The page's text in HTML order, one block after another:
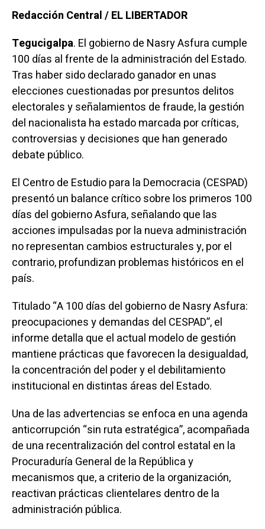
Redacción Central / EL LIBERTADOR
Tegucigalpa. El gobierno de Nasry Asfura cumple
100 días al frente de la administración del Estado.
Tras haber sido declarado ganador en unas
elecciones cuestionadas por presuntos delitos
electorales y señalamientos de fraude, la gestión
del nacionalista ha estado marcada por críticas,
controversias y decisiones que han generado
debate público.
El Centro de Estudio para la Democracia (CESPAD)
presentó un balance crítico sobre los primeros 100
días del gobierno Asfura, señalando que las
acciones impulsadas por la nueva administración
no representan cambios estructurales y, por el
contrario, profundizan problemas históricos en el
país.
Titulado “A 100 días del gobierno de Nasry Asfura:
preocupaciones y demandas del CESPAD”, el
informe detalla que el actual modelo de gestión
mantiene prácticas que favorecen la desigualdad,
la concentración del poder y el debilitamiento
institucional en distintas áreas del Estado.
Una de las advertencias se enfoca en una agenda
anticorrupción “sin ruta estratégica”, acompañada
de una recentralización del control estatal en la
Procuraduría General de la República y
mecanismos que, a criterio de la organización,
reactivan prácticas clientelares dentro de la
administración pública.